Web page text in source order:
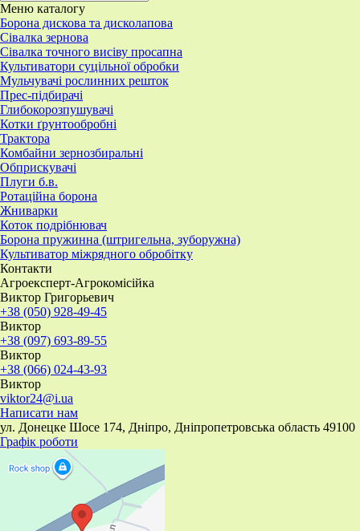
Меню каталогу
Борона дискова та дисколапова
Сівалка зернова
Сівалка точного висіву просапна
Культиватори суцільної обробки
Мульчувачі рослинних решток
Прес-підбирачі
Глибокорозпушувачі
Котки ґрунтообробні
Трактора
Комбайни зернозбиральні
Обприскувачі
Плуги б.в.
Ротаційна борона
Жниварки
Коток подрібнювач
Борона пружинна (штригельна, зуборужна)
​Культиватор міжрядного обробітку
Контакти
Агроексперт-Агрокомісійка
Виктор Григорьевич
+38 (050) 928-49-45
Виктор
+38 (097) 693-89-55
Виктор
+38 (066) 024-43-93
Виктор
viktor24@i.ua
Написати нам
ул. Донецке Шосе 174, Дніпро, Дніпропетровська область 49100
Графік роботи